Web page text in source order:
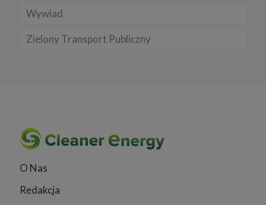
Wywiad
Zielony Transport Publiczny
O Nas
Redakcja